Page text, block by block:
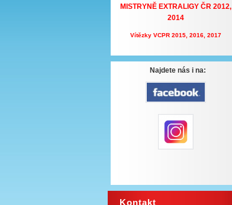
MISTRYNĚ EXTRALIGY ČR 2012,
2014
Vítězky VCPR 2015, 2016, 2017
Najdete nás i na:
Kontakt